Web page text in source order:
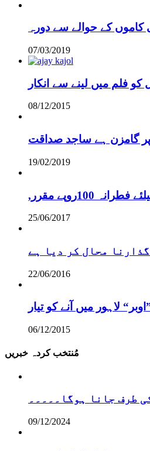
کاموں کے حوالے سے دورہ
07/03/2019
کو فلم میں لینے سے انکار
08/12/2015
پر گامزن ہے ساجد صداقت
19/02/2019
25/06/2017
محال کر دیا ہے
22/06/2016
لاہور میں آنے کو تیار
06/12/2015
مُنتخب کردہ خبریں
طرف جانا ہوگا۔۔۔۔۔
09/12/2024